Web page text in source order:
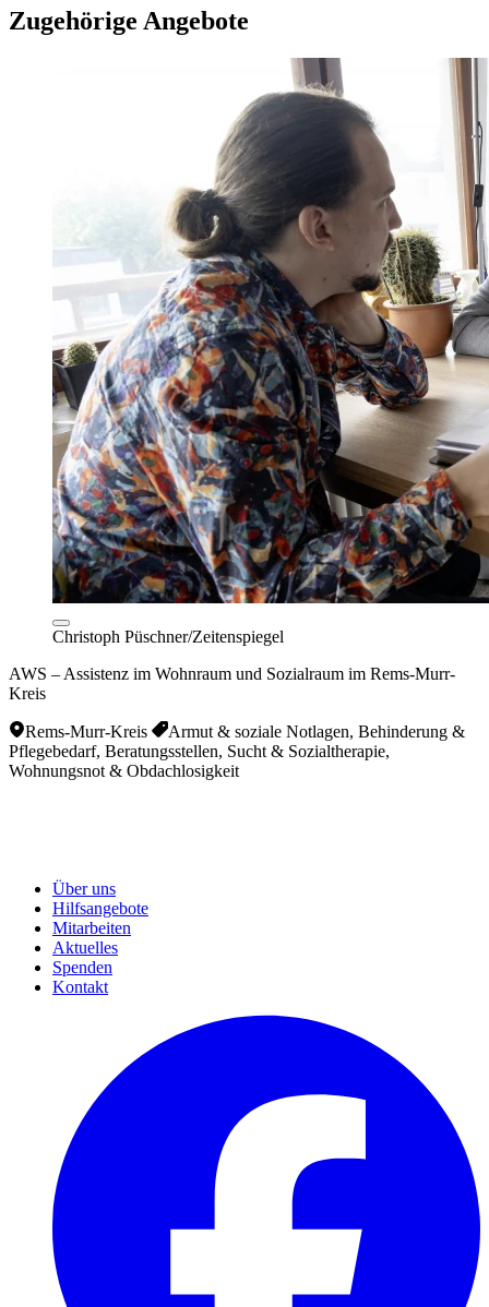
Zugehörige Angebote
Christoph Püschner/Zeitenspiegel
AWS – Assistenz im Wohnraum und Sozialraum im Rems-Murr-
Kreis
Rems-Murr-Kreis
Armut & soziale Notlagen, Behinderung &
Pflegebedarf, Beratungsstellen, Sucht & Sozialtherapie,
Wohnungsnot & Obdachlosigkeit
Über uns
Hilfsangebote
Mitarbeiten
Aktuelles
Spenden
Kontakt